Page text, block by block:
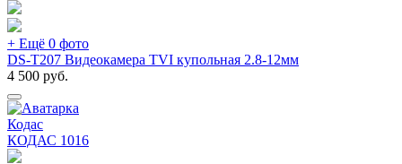
+ Ещё 0 фото
DS-T207 Видеокамера TVI купольная 2.8-12мм
4 500 руб.
Кодас
КОДАС 1016